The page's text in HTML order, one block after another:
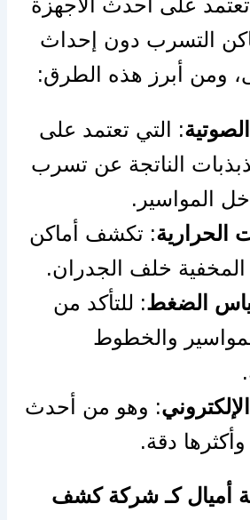
التسرب دون إحداث
ومن أبرز هذه الطرق:
: التي تعتمد على
الناتجة عن تسرب
المواسير.
الحرارية: تكشف أماكن
المخفية خلف الجدران.
الضغط: للتأكد من
والخطوط
: وهو من أحدث
دقة.
أميال كـ شركة كشف